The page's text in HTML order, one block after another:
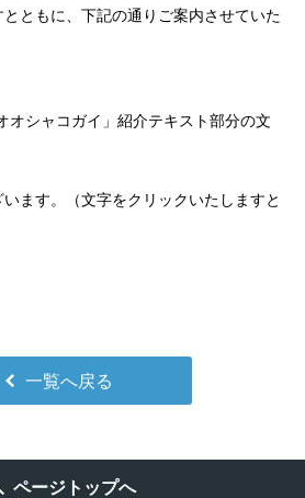
ともに、下記の通りご案内させていた
シャコガイ」紹介テキスト部分の文
ます。（文字をクリックいたしますと
一覧へ戻る
ページトップへ